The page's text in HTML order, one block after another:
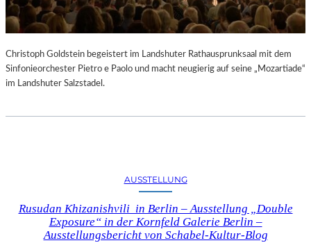
Christoph Goldstein begeistert im Landshuter Rathausprunksaal mit dem
Sinfonieorchester Pietro e Paolo und macht neugierig auf seine „Mozartiade“
im Landshuter Salzstadel.
AUSSTELLUNG
Rusudan Khizanishvili in Berlin – Ausstellung „Double
Exposure“ in der Kornfeld Galerie Berlin –
Ausstellungsbericht von Schabel-Kultur-Blog